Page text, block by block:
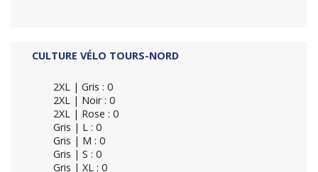
CULTURE VÉLO TOURS-NORD
2XL | Gris : 0
2XL | Noir : 0
2XL | Rose : 0
Gris | L : 0
Gris | M : 0
Gris | S : 0
Gris | XL : 0